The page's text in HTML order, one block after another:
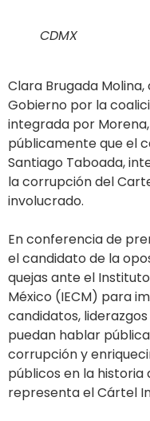
CDMX
Clara Brugada
Gobierno por la
integrada por Morena,
públicamente que el
Santiago Taboada,
la corrupción del
involucrado.
En conferencia de
el candidato de la
quejas ante el
México (IECM) para
candidatos,
puedan hablar
corrupción y
públicos en la historia
representa el Cártel